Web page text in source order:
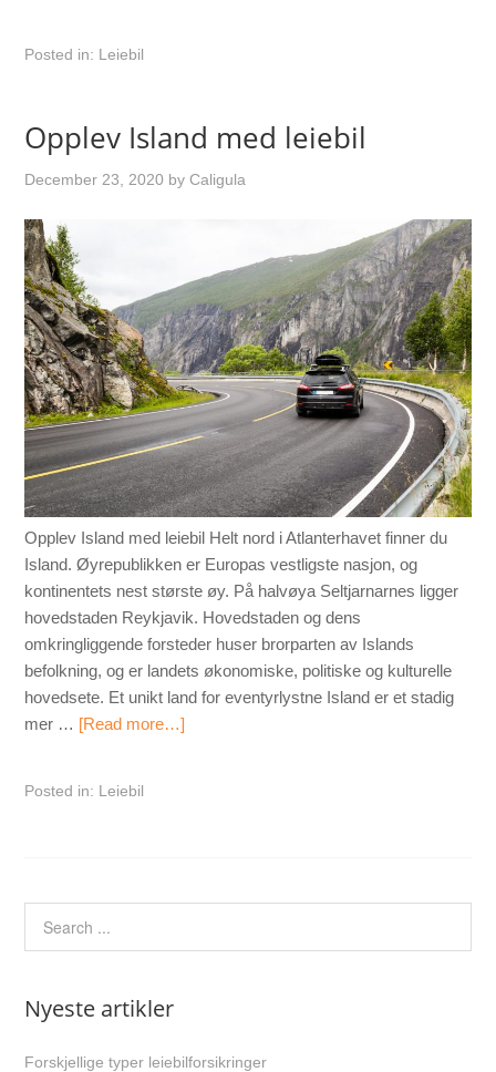
Posted in: Leiebil
Opplev Island med leiebil
December 23, 2020 byCaligula
Opplev Island med leiebil Helt nord i Atlanterhavet finner du
Island. Øyrepublikken er Europas vestligste nasjon, og
kontinentets nest største øy. På halvøya Seltjarnarnes ligger
hovedstaden Reykjavik. Hovedstaden og dens
omkringliggende forsteder huser brorparten av Islands
befolkning, og er landets økonomiske, politiske og kulturelle
hovedsete. Et unikt land for eventyrlystne Island er et stadig
mer … [Read more…]
Posted in: Leiebil
Nyeste artikler
Forskjellige typer leiebilforsikringer